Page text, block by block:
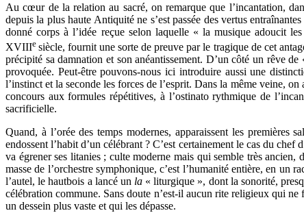
Au cœur de la relation au sacré, on remarque que l’incantation,
depuis la plus haute Antiquité ne s’est passée des vertus
donné corps à l’idée reçue selon laquelle « la musique adoucit
XVIIIe siècle, fournit une sorte de preuve par le tragique de cet
précipité sa damnation et son anéantissement. D’un côté un rêve
provoquée. Peut-être pouvons-nous ici introduire aussi une
l’instinct et la seconde les forces de l’esprit. Dans la même veine,
concours aux formules répétitives, à l’ostinato rythmique de
sacrificielle.
Quand, à l’orée des temps modernes, apparaissent les premières
endossent l’habit d’un célébrant ? C’est certainement le cas du
va égrener ses litanies ; culte moderne mais qui semble très
masse de l’orchestre symphonique, c’est l’humanité entière, en un
l’autel, le hautbois a lancé un la « liturgique », dont la sonorité,
célébration commune. Sans doute n’est-il aucun rite religieux qui
un dessein plus vaste et qui les dépasse.